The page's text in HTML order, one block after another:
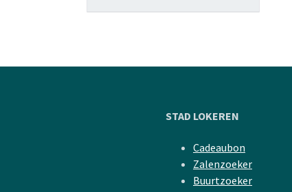
STAD LOKEREN
Cadeaubon
Zalenzoeker
Buurtzoeker